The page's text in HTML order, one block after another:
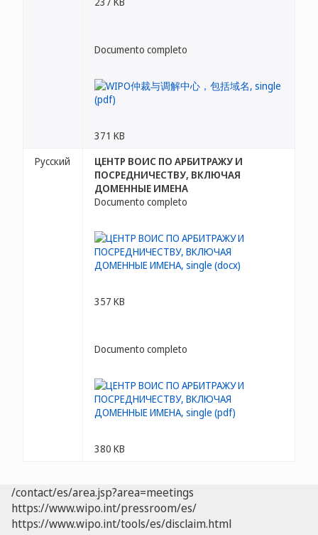
Documento completo
371 KB
Русский
ЦЕНТР ВОИС ПО АРБИТРАЖУ И
ПОСРЕДНИЧЕСТВУ, ВКЛЮЧАЯ
ДОМЕННЫЕ ИМЕНА
Documento completo
357 KB
Documento completo
380 KB
/contact/es/area.jsp?area=meetings
https://www.wipo.int/pressroom/es/
https://www.wipo.int/tools/es/disclaim.html